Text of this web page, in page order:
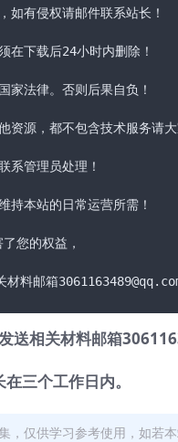
如有侵权请邮件联系站长！
在下载后24小时内删除！
家法律。否则后果自负！
资源，都不包含技术服务请大
系管理员处理！
持本站的日常运营所需！
您的权益，
料邮箱
送相关材料邮箱
三个工作日内。
，仅供学习参考使用，如若